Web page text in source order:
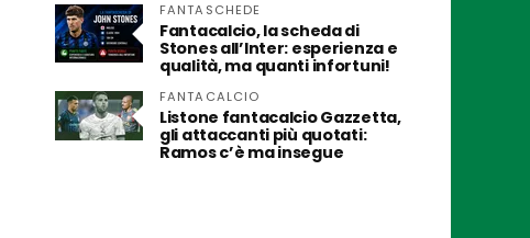
FANTASCHEDE
Fantacalcio, la scheda di
Stones all’Inter: esperienza e
qualità, ma quanti infortuni!
FANTACALCIO
Listone fantacalcio Gazzetta,
gli attaccanti più quotati:
Ramos c’è ma insegue